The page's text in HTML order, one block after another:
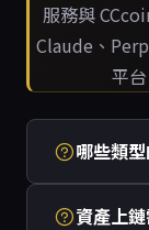
服務與
Claude、
平
哪些類
資產上